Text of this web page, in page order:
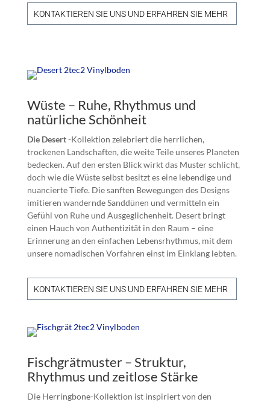
KONTAKTIEREN SIE UNS UND ERFAHREN SIE MEHR
Wüste – Ruhe, Rhythmus und
natürliche Schönheit
Die Desert-Kollektion zelebriert die herrlichen,
trockenen Landschaften, die weite Teile unseres Planeten
bedecken. Auf den ersten Blick wirkt das Muster schlicht,
doch wie die Wüste selbst besitzt es eine lebendige und
nuancierte Tiefe. Die sanften Bewegungen des Designs
imitieren wandernde Sanddünen und vermitteln ein
Gefühl von Ruhe und Ausgeglichenheit. Desert bringt
einen Hauch von Authentizität in den Raum – eine
Erinnerung an den einfachen Lebensrhythmus, mit dem
unsere nomadischen Vorfahren einst im Einklang lebten.
KONTAKTIEREN SIE UNS UND ERFAHREN SIE MEHR
Fischgrätmuster – Struktur,
Rhythmus und zeitlose Stärke
Die Herringbone-Kollektion ist inspiriert von den